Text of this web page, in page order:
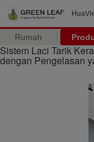
Rumah
Sistem Laci Tarik
dengan Pengelasan